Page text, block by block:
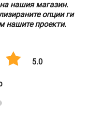
нашия магазин.
опции ги
нашите проекти.
5.0